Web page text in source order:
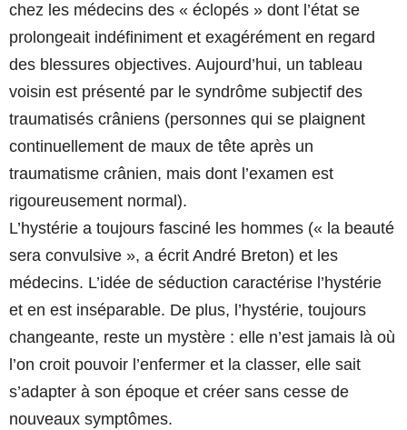
chez les médecins des « éclopés » dont l’état se
prolongeait indéfiniment et exagérément en regard
des blessures objectives. Aujourd’hui, un tableau
voisin est présenté par le syndrôme subjectif des
traumatisés crâniens (personnes qui se plaignent
continuellement de maux de tête après un
traumatisme crânien, mais dont l’examen est
rigoureusement normal).
L’hystérie a toujours fasciné les hommes (« la beauté
sera convulsive », a écrit André Breton) et les
médecins. L’idée de séduction caractérise l’hystérie
et en est inséparable. De plus, l’hystérie, toujours
changeante, reste un mystère : elle n’est jamais là où
l’on croit pouvoir l’enfermer et la classer, elle sait
s’adapter à son époque et créer sans cesse de
nouveaux symptômes.